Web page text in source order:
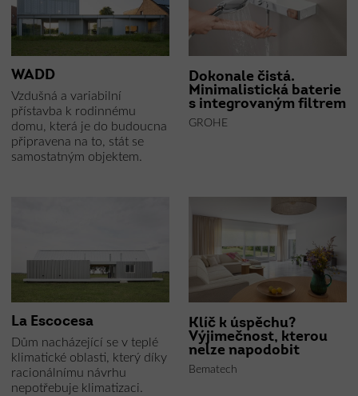
WADD
Vzdušná a variabilní
přístavba k rodinnému
domu, která je do budoucna
připravena na to, stát se
samostatným objektem.
Dokonale čistá.
Minimalistická baterie
s integrovaným filtrem
GROHE
La Escocesa
Dům nacházející se v teplé
klimatické oblasti, který díky
racionálnímu návrhu
nepotřebuje klimatizaci.
Klíč k úspěchu?
Výjimečnost, kterou
nelze napodobit
Bematech